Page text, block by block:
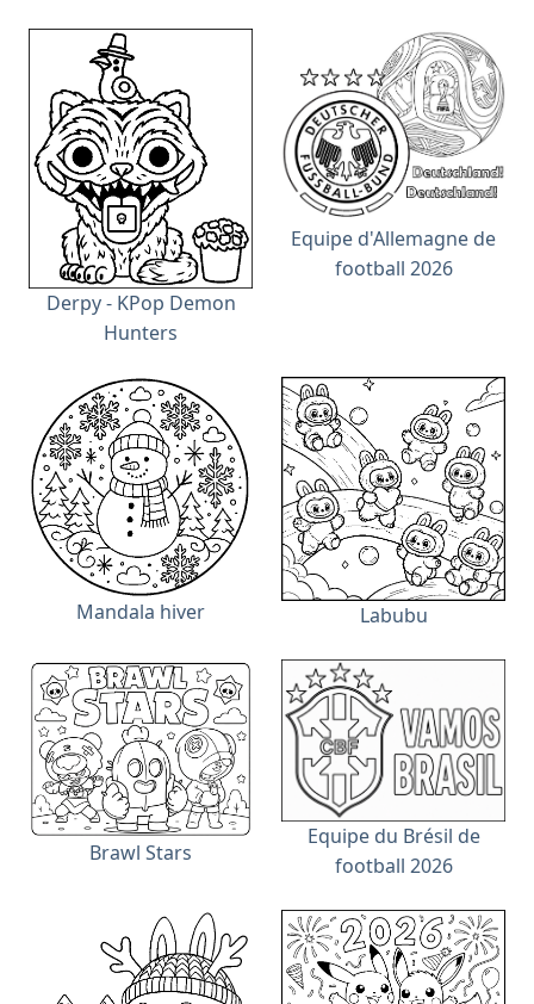
Derpy - KPop Demon
Hunters
Equipe d'Allemagne de
football 2026
Mandala hiver Labubu
Brawl Stars
Equipe du Brésil de
football 2026